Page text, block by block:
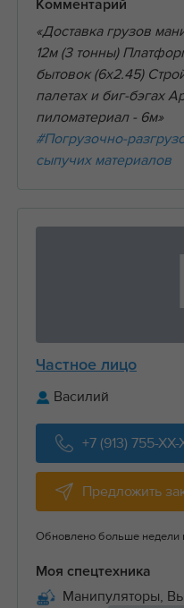
Комментарий
«Доставка грузов
12м (3 тонны)
бытовок (6х2.45)
палетах и биг-бэгах
пиломатериал - 6м»
#Погрузочно-
сыпучих материалов
Частное лицо
Василий
+7 (913) 755-XX-
Предложить
Обновлено больше недели
Моя спецтехника
Манипуляторы,